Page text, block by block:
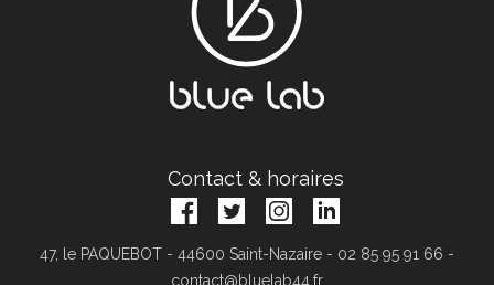
Contact & horaires
47, le PAQUEBOT - 44600 Saint-Nazaire - 02 85 95 91 66 -
contact@bluelab44.fr